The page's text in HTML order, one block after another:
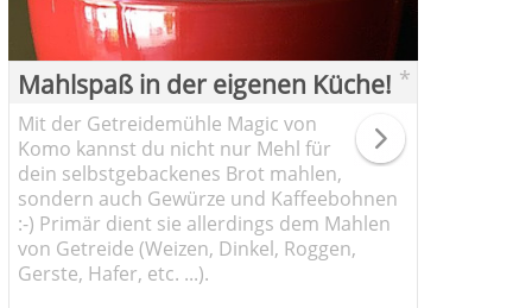
Mahlspaß in der eigenen Küche! *
Mit der Getreidemühle Magic von
Komo kannst du nicht nur Mehl für
dein selbstgebackenes Brot mahlen,
sondern auch Gewürze und Kaffeebohnen
:-) Primär dient sie allerdings dem Mahlen
von Getreide (Weizen, Dinkel, Roggen,
Gerste, Hafer, etc. ...).